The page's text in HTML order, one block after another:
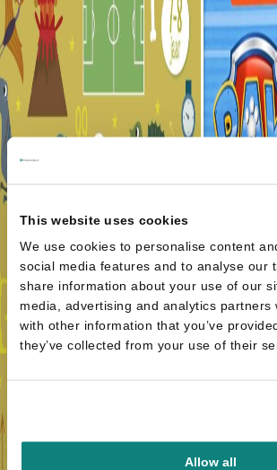
This website uses cookies
We use cookies to personalise content
social media features and to analyse our
share information about your use of our
media, advertising and analytics partners
with other information that you’ve
they’ve collected from your use of their
Allow all